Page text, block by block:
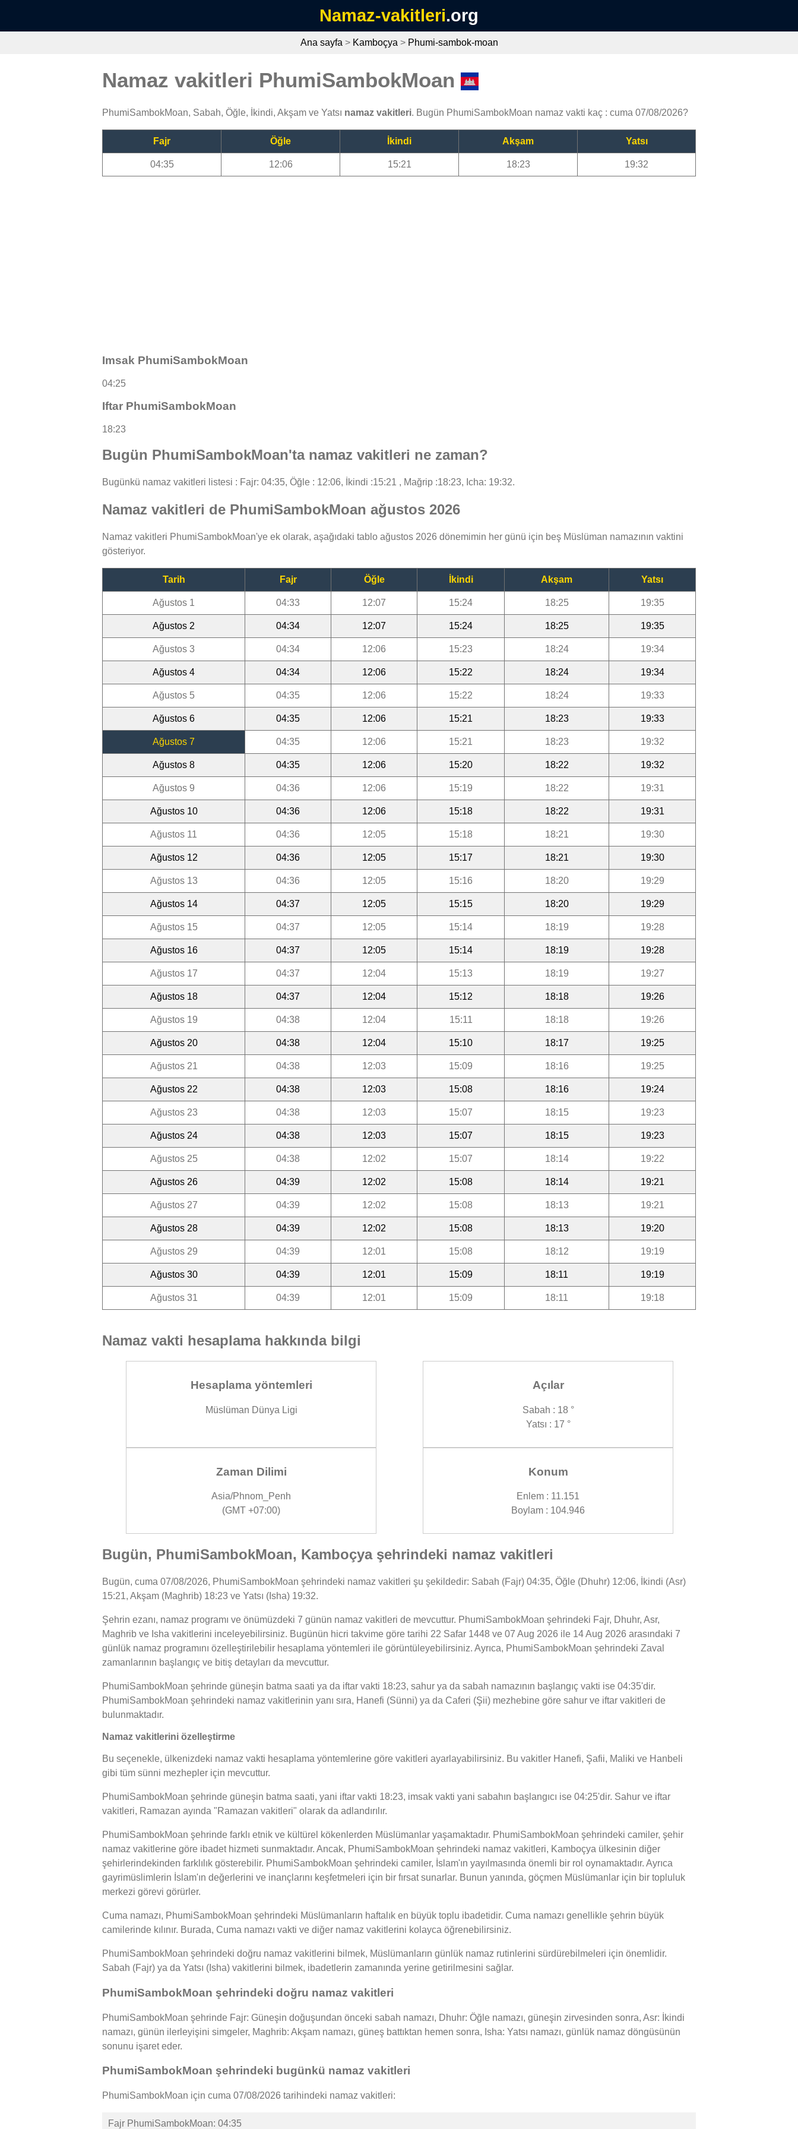
Namaz-vakitleri.org
Ana sayfa > Kamboçya > Phumi-sambok-moan
Namaz vakitleri PhumiSambokMoan
PhumiSambokMoan, Sabah, Öğle, İkindi, Akşam ve Yatsı namaz vakitleri. Bugün PhumiSambokMoan namaz vakti kaç : cuma 07/08/2026?
Fajr Öğle İkindi Akşam Yatsı
04:35 12:06 15:21 18:23 19:32
Imsak PhumiSambokMoan
04:25
Iftar PhumiSambokMoan
18:23
Bugün PhumiSambokMoan'ta namaz vakitleri ne zaman?
Bugünkü namaz vakitleri listesi : Fajr: 04:35, Öğle : 12:06, İkindi :15:21 , Mağrip :18:23, Icha: 19:32.
Namaz vakitleri de PhumiSambokMoan ağustos 2026
Namaz vakitleri PhumiSambokMoan'ye ek olarak, aşağıdaki tablo ağustos 2026 dönemimin her günü için beş Müslüman namazının vaktini
gösteriyor.
Tarih Fajr Öğle İkindi Akşam Yatsı
Ağustos 1 04:33 12:07 15:24 18:25 19:35
Ağustos 2 04:34 12:07 15:24 18:25 19:35
Ağustos 3 04:34 12:06 15:23 18:24 19:34
Ağustos 4 04:34 12:06 15:22 18:24 19:34
Ağustos 5 04:35 12:06 15:22 18:24 19:33
Ağustos 6 04:35 12:06 15:21 18:23 19:33
Ağustos 7 04:35 12:06 15:21 18:23 19:32
Ağustos 8 04:35 12:06 15:20 18:22 19:32
Ağustos 9 04:36 12:06 15:19 18:22 19:31
Ağustos 10 04:36 12:06 15:18 18:22 19:31
Ağustos 11 04:36 12:05 15:18 18:21 19:30
Ağustos 12 04:36 12:05 15:17 18:21 19:30
Ağustos 13 04:36 12:05 15:16 18:20 19:29
Ağustos 14 04:37 12:05 15:15 18:20 19:29
Ağustos 15 04:37 12:05 15:14 18:19 19:28
Ağustos 16 04:37 12:05 15:14 18:19 19:28
Ağustos 17 04:37 12:04 15:13 18:19 19:27
Ağustos 18 04:37 12:04 15:12 18:18 19:26
Ağustos 19 04:38 12:04 15:11 18:18 19:26
Ağustos 20 04:38 12:04 15:10 18:17 19:25
Ağustos 21 04:38 12:03 15:09 18:16 19:25
Ağustos 22 04:38 12:03 15:08 18:16 19:24
Ağustos 23 04:38 12:03 15:07 18:15 19:23
Ağustos 24 04:38 12:03 15:07 18:15 19:23
Ağustos 25 04:38 12:02 15:07 18:14 19:22
Ağustos 26 04:39 12:02 15:08 18:14 19:21
Ağustos 27 04:39 12:02 15:08 18:13 19:21
Ağustos 28 04:39 12:02 15:08 18:13 19:20
Ağustos 29 04:39 12:01 15:08 18:12 19:19
Ağustos 30 04:39 12:01 15:09 18:11 19:19
Ağustos 31 04:39 12:01 15:09 18:11 19:18
Namaz vakti hesaplama hakkında bilgi
Hesaplama yöntemleri
Müslüman Dünya Ligi
Açılar
Sabah : 18 °
Yatsı : 17 °
Zaman Dilimi
Asia/Phnom_Penh
(GMT +07:00)
Konum
Enlem : 11.151
Boylam : 104.946
Bugün, PhumiSambokMoan, Kamboçya şehrindeki namaz vakitleri
Bugün, cuma 07/08/2026, PhumiSambokMoan şehrindeki namaz vakitleri şu şekildedir: Sabah (Fajr) 04:35, Öğle (Dhuhr) 12:06, İkindi (Asr)
15:21, Akşam (Maghrib) 18:23 ve Yatsı (Isha) 19:32.
Şehrin ezanı, namaz programı ve önümüzdeki 7 günün namaz vakitleri de mevcuttur. PhumiSambokMoan şehrindeki Fajr, Dhuhr, Asr,
Maghrib ve Isha vakitlerini inceleyebilirsiniz. Bugünün hicri takvime göre tarihi 22 Safar 1448 ve 07 Aug 2026 ile 14 Aug 2026 arasındaki 7
günlük namaz programını özelleştirilebilir hesaplama yöntemleri ile görüntüleyebilirsiniz. Ayrıca, PhumiSambokMoan şehrindeki Zaval
zamanlarının başlangıç ve bitiş detayları da mevcuttur.
PhumiSambokMoan şehrinde güneşin batma saati ya da iftar vakti 18:23, sahur ya da sabah namazının başlangıç vakti ise 04:35'dir.
PhumiSambokMoan şehrindeki namaz vakitlerinin yanı sıra, Hanefi (Sünni) ya da Caferi (Şii) mezhebine göre sahur ve iftar vakitleri de
bulunmaktadır.
Namaz vakitlerini özelleştirme
Bu seçenekle, ülkenizdeki namaz vakti hesaplama yöntemlerine göre vakitleri ayarlayabilirsiniz. Bu vakitler Hanefi, Şafii, Maliki ve Hanbeli
gibi tüm sünni mezhepler için mevcuttur.
PhumiSambokMoan şehrinde güneşin batma saati, yani iftar vakti 18:23, imsak vakti yani sabahın başlangıcı ise 04:25'dir. Sahur ve iftar
vakitleri, Ramazan ayında "Ramazan vakitleri" olarak da adlandırılır.
PhumiSambokMoan şehrinde farklı etnik ve kültürel kökenlerden Müslümanlar yaşamaktadır. PhumiSambokMoan şehrindeki camiler, şehir
namaz vakitlerine göre ibadet hizmeti sunmaktadır. Ancak, PhumiSambokMoan şehrindeki namaz vakitleri, Kamboçya ülkesinin diğer
şehirlerindekinden farklılık gösterebilir. PhumiSambokMoan şehrindeki camiler, İslam'ın yayılmasında önemli bir rol oynamaktadır. Ayrıca
gayrimüslimlerin İslam'ın değerlerini ve inançlarını keşfetmeleri için bir fırsat sunarlar. Bunun yanında, göçmen Müslümanlar için bir topluluk
merkezi görevi görürler.
Cuma namazı, PhumiSambokMoan şehrindeki Müslümanların haftalık en büyük toplu ibadetidir. Cuma namazı genellikle şehrin büyük
camilerinde kılınır. Burada, Cuma namazı vakti ve diğer namaz vakitlerini kolayca öğrenebilirsiniz.
PhumiSambokMoan şehrindeki doğru namaz vakitlerini bilmek, Müslümanların günlük namaz rutinlerini sürdürebilmeleri için önemlidir.
Sabah (Fajr) ya da Yatsı (Isha) vakitlerini bilmek, ibadetlerin zamanında yerine getirilmesini sağlar.
PhumiSambokMoan şehrindeki doğru namaz vakitleri
PhumiSambokMoan şehrinde Fajr: Güneşin doğuşundan önceki sabah namazı, Dhuhr: Öğle namazı, güneşin zirvesinden sonra, Asr: İkindi
namazı, günün ilerleyişini simgeler, Maghrib: Akşam namazı, güneş battıktan hemen sonra, Isha: Yatsı namazı, günlük namaz döngüsünün
sonunu işaret eder.
PhumiSambokMoan şehrindeki bugünkü namaz vakitleri
PhumiSambokMoan için cuma 07/08/2026 tarihindeki namaz vakitleri:
Fajr PhumiSambokMoan: 04:35